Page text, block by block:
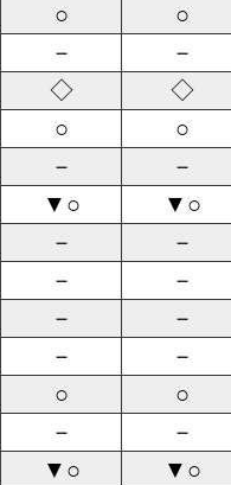
○ ○
－ －
◇ ◇
○ ○
－ －
▼○ ▼○
－ －
－ －
－ －
－ －
○ ○
－ －
▼○ ▼○